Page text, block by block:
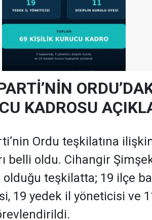
KADROSU
Ordu teşkilatına
belli oldu. Cihangir
olduğu teşkilatta; 19 ilçe
19 yedek il yöneticisi ve